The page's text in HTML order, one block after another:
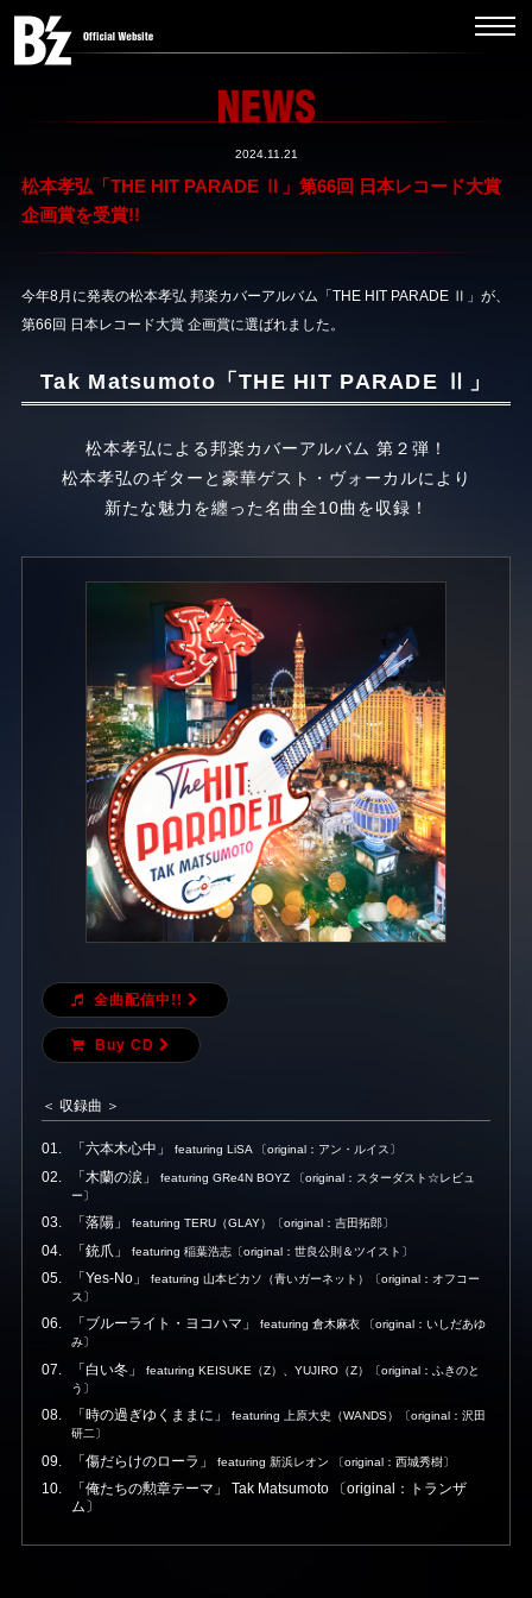
2024.11.21
松本孝弘「THE HIT PARADE Ⅱ」第66回 日本レコード大賞
企画賞を受賞!!
今年8月に発表の松本孝弘 邦楽カバーアルバム「THE HIT PARADE Ⅱ」が、
第66回 日本レコード大賞 企画賞に選ばれました。
Tak Matsumoto「THE HIT PARADE Ⅱ」
松本孝弘による邦楽カバーアルバム 第２弾！
松本孝弘のギターと豪華ゲスト・ヴォーカルにより
新たな魅力を纏った名曲全10曲を収録！
全曲配信中!!
Buy CD
＜ 収録曲 ＞
「六本木心中」 featuring LiSA 〔original：アン・ルイス〕
「木蘭の涙」
featuring GRe4N BOYZ 〔original：スターダスト☆レビュ
ー〕
「落陽」 featuring TERU（GLAY）〔original：吉田拓郎〕
「銃爪」 featuring 稲葉浩志〔original：世良公則＆ツイスト〕
「Yes-No」
featuring 山本ピカソ（青いガーネット）〔original：オフコー
ス〕
「ブルーライト・ヨコハマ」
featuring 倉木麻衣 〔original：いしだあゆ
み〕
「白い冬」
featuring KEISUKE（Z）、YUJIRO（Z）〔original：ふきのと
う〕
「時の過ぎゆくままに」
featuring 上原大史（WANDS）〔original：沢田
研二〕
「傷だらけのローラ」 featuring 新浜レオン 〔original：西城秀樹〕
「俺たちの勲章テーマ」 Tak Matsumoto 〔original：トランザ
ム〕